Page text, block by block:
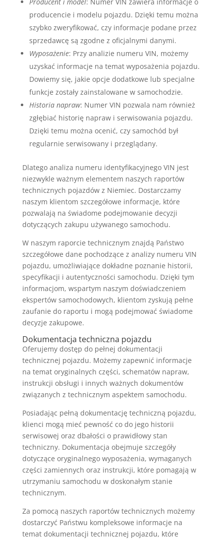
Producent i model: Numer VIN zawiera informacje o
producencie i modelu pojazdu. Dzięki temu można
szybko zweryfikować, czy informacje podane przez
sprzedawcę są zgodne z oficjalnymi danymi.
Wyposażenie: Przy analizie numeru VIN, możemy
uzyskać informacje na temat wyposażenia pojazdu.
Dowiemy się, jakie opcje dodatkowe lub specjalne
funkcje zostały zainstalowane w samochodzie.
Historia napraw: Numer VIN pozwala nam również
zgłębiać historię napraw i serwisowania pojazdu.
Dzięki temu można ocenić, czy samochód był
regularnie serwisowany i przeglądany.
Dlatego analiza numeru identyfikacyjnego VIN jest
niezwykle ważnym elementem naszych raportów
technicznych pojazdów z Niemiec. Dostarczamy
naszym klientom szczegółowe informacje, które
pozwalają na świadome podejmowanie decyzji
dotyczących zakupu używanego samochodu.
W naszym raporcie technicznym znajdą Państwo
szczegółowe dane pochodzące z analizy numeru VIN
pojazdu, umożliwiające dokładne poznanie historii,
specyfikacji i autentyczności samochodu. Dzięki tym
informacjom, wspartym naszym doświadczeniem
ekspertów samochodowych, klientom zyskują pełne
zaufanie do raportu i mogą podejmować świadome
decyzje zakupowe.
Dokumentacja techniczna pojazdu
Oferujemy dostęp do pełnej dokumentacji
technicznej pojazdu. Możemy zapewnić informacje
na temat oryginalnych części, schematów napraw,
instrukcji obsługi i innych ważnych dokumentów
związanych z technicznym aspektem samochodu.
Posiadając pełną dokumentację techniczną pojazdu,
klienci mogą mieć pewność co do jego historii
serwisowej oraz dbałości o prawidłowy stan
techniczny. Dokumentacja obejmuje szczegóły
dotyczące oryginalnego wyposażenia, wymaganych
części zamiennych oraz instrukcji, które pomagają w
utrzymaniu samochodu w doskonałym stanie
technicznym.
Za pomocą naszych raportów technicznych możemy
dostarczyć Państwu kompleksowe informacje na
temat dokumentacji technicznej pojazdu, które